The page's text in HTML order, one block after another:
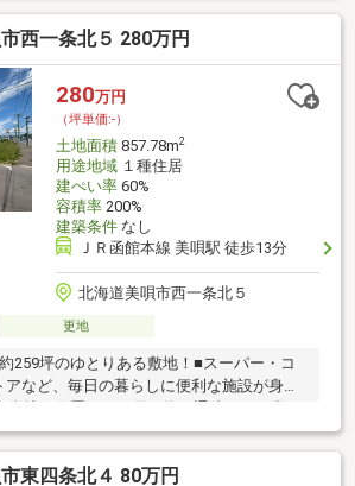
着いた住宅環境で静かな暮らしが叶いま
利用はもちろん、用途に応じた活用も検
す◎■ 資材置き場や事業用地としても活用
対応できるポテンシャルあり◎お気軽にお
TEL:011-790-8100）
西一条北５ 280万円
280万円
（坪単価:-）
土地面積857.78m2
用途地域１種住居
建ぺい率60%
容積率200%
建築条件なし
ＪＲ函館本線 美唄駅 徒歩13分
北海道美唄市西一条北５
更地
259坪のゆとりある敷地！■スーパー・コ
など、毎日の暮らしに便利な施設が身近
大きな通りに面しており、富良野・砂
クセスも良好！■広さを活かして、ゆとり
ス、お庭など幅広いプランをご検討いた
東四条北４ 80万円